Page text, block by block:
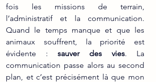
fois les missions de terrain,
l’administratif et la communication.
Quand le temps manque et que les
animaux souffrent, la priorité est
évidente : sauver des vies. La
communication passe alors au second
plan, et c’est précisément là que mon